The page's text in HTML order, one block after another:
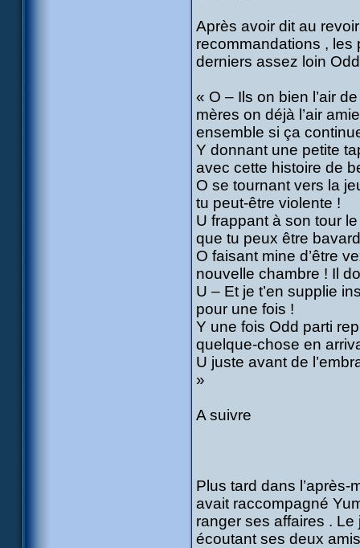
Après avoir dit au
recommandations , les
derniers assez loin
« O – Ils on bien l’air
mères on déjà l’air
ensemble si ça
Y donnant une petite
avec cette histoire de
O se tournant vers la
tu peut-être violente !
U frappant à son tour
que tu peux être
O faisant mine d’être
nouvelle chambre ! Il
U – Et je t’en supplie
pour une fois !
Y une fois Odd parti
quelque-chose en
U juste avant de
»
A suivre
Plus tard dans
avait raccompagné
ranger ses affaires .
écoutant ses deux